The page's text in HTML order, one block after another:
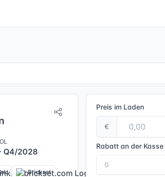
Q4/2028
Brickset
Preis im Laden
€
Rabatt an der Kasse